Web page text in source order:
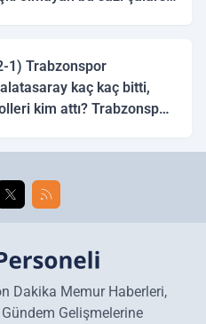
1) Trabzonspor
kaç kaç bitti,
kim attı? Trabzonspor
Dakika Memur Haberleri,
Gelişmelerine